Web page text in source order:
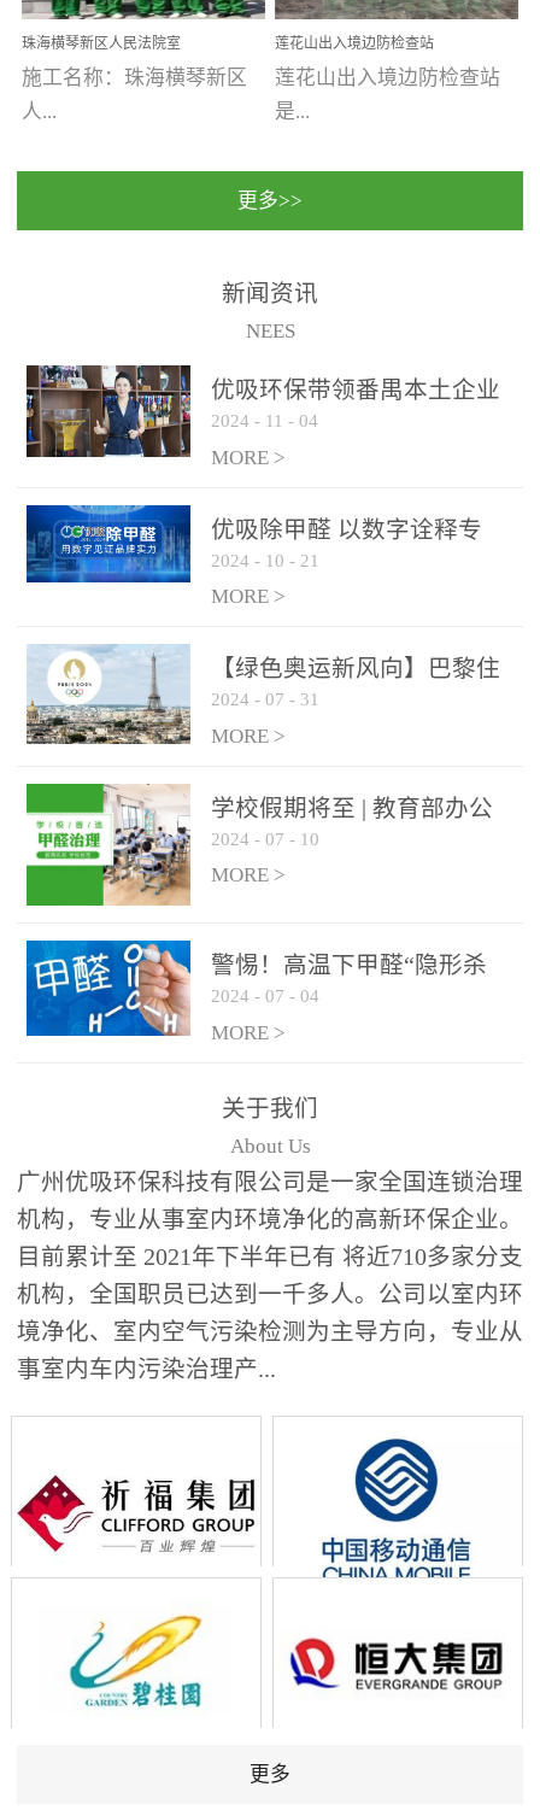
她将越来越枝繁叶茂，终
将会成为一棵参天大树！
优吸环保截止2020年拥有
全国600家网点分支机构。
致酒店是为中高端人士...
州)校区 工程案...
珠海横琴新区人民法院室
内除甲醛空气治理项目
施工名称：珠海横琴新区
人...
民法院室内除甲醛空气治
保施工日期：2020年1月珠
莲花山出入境边防检查站
室内除甲醛空气治理项目
莲花山出入境边防检查站
是...
国家通过设在对外开放口
（及各出入境边防检查
更多>>
新闻资讯
NEES
优吸环保带领番禺本​土企业
勇敢破局向“新”
2024 - 11 - 04
MORE >
优吸除甲醛 以数字诠释专
业，尽显除醛品牌实力！
2024 - 10 - 21
MORE >
【绿色奥运新风向】巴黎住
宿风波：优吸环保共建健康
绿色家居
2024 - 07 - 31
MORE >
学校假期将至 | 教育部办公
厅关于加强学校新建校舍室
内空气质量管理通知
2024 - 07 - 10
MORE >
警惕！高温下甲醛“隐形杀
手”来袭，你的家安全吗？
2024 - 07 - 04
MORE >
关于我们
About Us
广州优吸环保科技有限公司是一家全国连锁治理
机构，专业从事室内环境净化的高新环保企业。
目前累计至 2021年下半年已有 将近710多家分支
机构，全国职员已达到一千多人。公司以室内环
境净化、室内空气污染检测为主导方向，专业从
事室内车内污染治理产...
更多